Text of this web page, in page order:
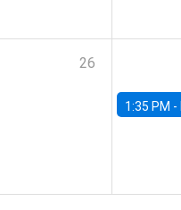
26
1:35 PM -